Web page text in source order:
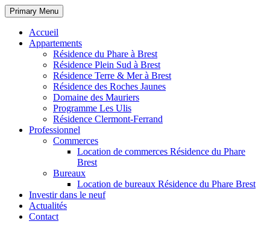
Primary Menu
Accueil
Appartements
Résidence du Phare à Brest
Résidence Plein Sud à Brest
Résidence Terre & Mer à Brest
Résidence des Roches Jaunes
Domaine des Mauriers
Programme Les Ulis
Résidence Clermont-Ferrand
Professionnel
Commerces
Location de commerces Résidence du Phare
Brest
Bureaux
Location de bureaux Résidence du Phare Brest
Investir dans le neuf
Actualités
Contact